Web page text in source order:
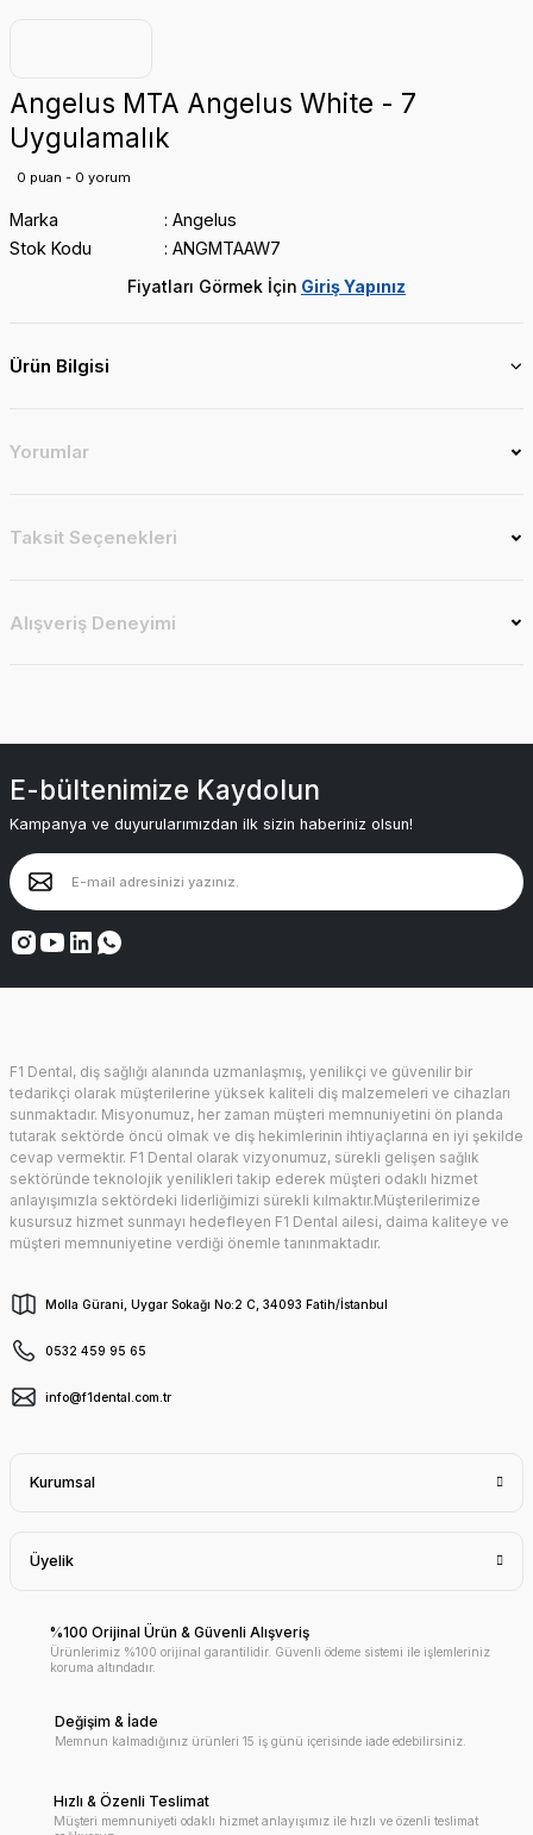
Angelus MTA Angelus White - 7
Uygulamalık
0 puan - 0 yorum
Marka
Angelus
Stok Kodu
ANGMTAAW7
Fiyatları Görmek İçin Giriş Yapınız
Ürün Bilgisi
Yorumlar
Taksit Seçenekleri
Alışveriş Deneyimi
E-bültenimize Kaydolun
Kampanya ve duyurularımızdan ilk sizin haberiniz olsun!
F1 Dental, diş sağlığı alanında uzmanlaşmış, yenilikçi ve güvenilir bir
tedarikçi olarak müşterilerine yüksek kaliteli diş malzemeleri ve cihazları
sunmaktadır. Misyonumuz, her zaman müşteri memnuniyetini ön planda
tutarak sektörde öncü olmak ve diş hekimlerinin ihtiyaçlarına en iyi şekilde
cevap vermektir. F1 Dental olarak vizyonumuz, sürekli gelişen sağlık
sektöründe teknolojik yenilikleri takip ederek müşteri odaklı hizmet
anlayışımızla sektördeki liderliğimizi sürekli kılmaktır.Müşterilerimize
kusursuz hizmet sunmayı hedefleyen F1 Dental ailesi, daima kaliteye ve
müşteri memnuniyetine verdiği önemle tanınmaktadır.
Molla Gürani, Uygar Sokağı No:2 C, 34093 Fatih/İstanbul
0532 459 95 65
info@f1dental.com.tr
Kurumsal
Üyelik
%100 Orijinal Ürün & Güvenli Alışveriş
Ürünlerimiz %100 orijinal garantilidir. Güvenli ödeme sistemi ile işlemleriniz
koruma altındadır.
Değişim & İade
Memnun kalmadığınız ürünleri 15 iş günü içerisinde iade edebilirsiniz.
Hızlı & Özenli Teslimat
Müşteri memnuniyeti odaklı hizmet anlayışımız ile hızlı ve özenli teslimat